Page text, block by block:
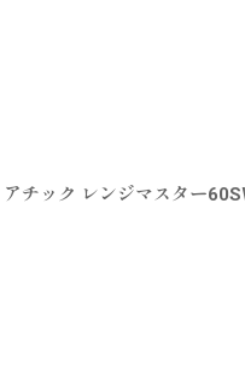
アチック レンジマスター